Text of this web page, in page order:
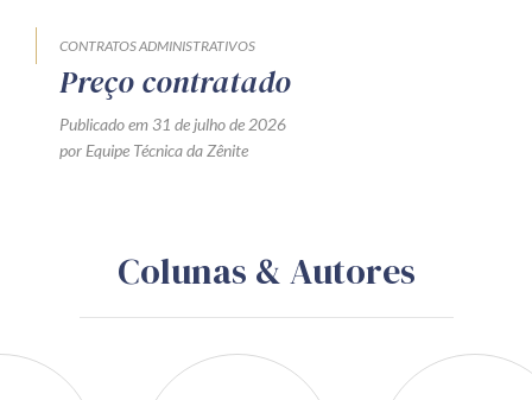
CONTRATOS ADMINISTRATIVOS
Preço contratado
Publicado em 31 de julho de 2026
por Equipe Técnica da Zênite
Colunas & Autores